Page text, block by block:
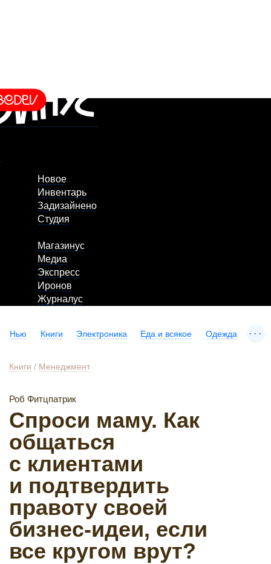
Новое
Инвентарь
Задизайнено
Студия
Магазинус
Медиа
Экспресс
Иронов
Журналус
Нью Книги Электроника Еда и всякое Одежда ...
Книги / Менеджмент
Роб Фитцпатрик
Спроси маму. Как
общаться
с клиентами
и подтвердить
правоту своей
бизнес-идеи, если
все кругом врут?